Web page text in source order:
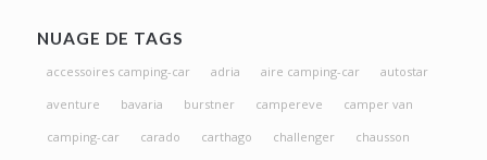
NUAGE DE TAGS
accessoires camping-car adria aire camping-car
autostar
aventure
bavaria burstner campereve
camper van
camping-car
carado carthago challenger
chausson